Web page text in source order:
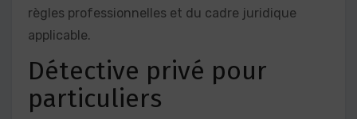
règles professionnelles et du cadre juridique
applicable.
Détective privé pour
particuliers